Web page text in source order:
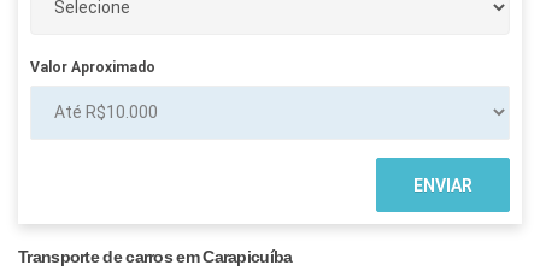
Valor Aproximado
Transporte de carros em Carapicuíba